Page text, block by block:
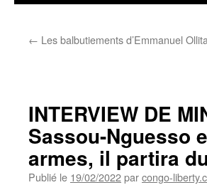
← Les balbutiements d’Emmanuel
INTERVIEW DE
Sassou-Nguesso
armes, il partira
Publié le 19/02/2022parcongo-